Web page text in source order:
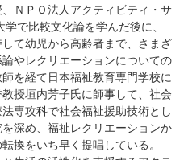
ＮＰＯ法人アクティビティ・サ
で比較文化論を学んだ後に、
て幼児から高齢者まで、さまざ
やレクリエーションについての
を経て日本福祉教育専門学校に
授垣内芳子氏に師事して、社会
専攻科で社会福祉援助技術とし
深め、福祉レクリエーションか
換をいち早く提唱している。